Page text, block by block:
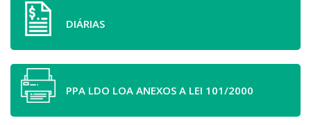
DIÁRIAS
PPA LDO LOA ANEXOS A LEI 101/2000